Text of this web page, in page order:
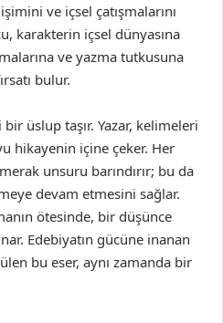
ve içsel çatışmalarını
karakterin içsel dünyasına
ve yazma tutkusuna
bulur.
üslup taşır. Yazar, kelimeleri
hikayenin içine çeker. Her
unsuru barındırır; bu da
devam etmesini sağlar.
ötesinde, bir düşünce
Edebiyatın gücüne inanan
bu eser, aynı zamanda bir